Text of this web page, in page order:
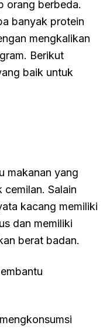
orang berbeda.
banyak protein
mengkalikan
Berikut
baik untuk
makanan yang
Salain
kacang memiliki
dan memiliki
berat badan.